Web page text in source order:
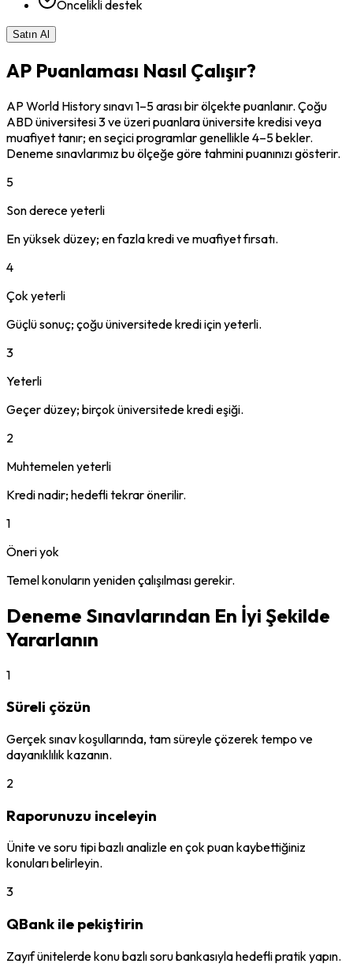
Öncelikli destek
Satın Al
AP Puanlaması Nasıl Çalışır?
AP World History sınavı 1–5 arası bir ölçekte puanlanır. Çoğu
ABD üniversitesi 3 ve üzeri puanlara üniversite kredisi veya
muafiyet tanır; en seçici programlar genellikle 4–5 bekler.
Deneme sınavlarımız bu ölçeğe göre tahmini puanınızı gösterir.
5
Son derece yeterli
En yüksek düzey; en fazla kredi ve muafiyet fırsatı.
4
Çok yeterli
Güçlü sonuç; çoğu üniversitede kredi için yeterli.
3
Yeterli
Geçer düzey; birçok üniversitede kredi eşiği.
2
Muhtemelen yeterli
Kredi nadir; hedefli tekrar önerilir.
1
Öneri yok
Temel konuların yeniden çalışılması gerekir.
Deneme Sınavlarından En İyi Şekilde
Yararlanın
1
Süreli çözün
Gerçek sınav koşullarında, tam süreyle çözerek tempo ve
dayanıklılık kazanın.
2
Raporunuzu inceleyin
Ünite ve soru tipi bazlı analizle en çok puan kaybettiğiniz
konuları belirleyin.
3
QBank ile pekiştirin
Zayıf ünitelerde konu bazlı soru bankasıyla hedefli pratik yapın.